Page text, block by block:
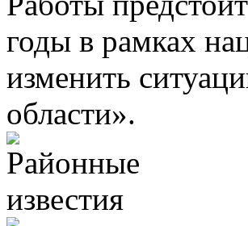
годы в рамках
изменить
области».